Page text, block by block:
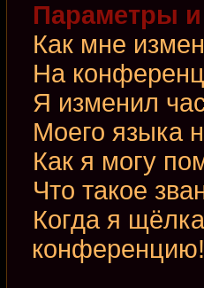
Параметры и
Как мне
На
Я изменил
Моего языка
Как я могу
Что такое
Когда я
конференцию!